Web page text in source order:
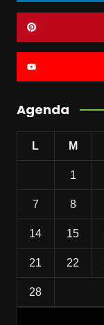
Agenda
L M
1
7 8
14 15
21 22
28